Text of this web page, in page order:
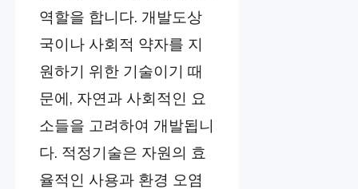
역할을 합니다. 개발도상
국이나 사회적 약자를 지
원하기 위한 기술이기 때
문에, 자연과 사회적인 요
소들을 고려하여 개발됩니
다. 적정기술은 자원의 효
율적인 사용과 환경 오염